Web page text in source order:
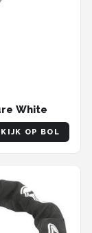
White
OP BOL